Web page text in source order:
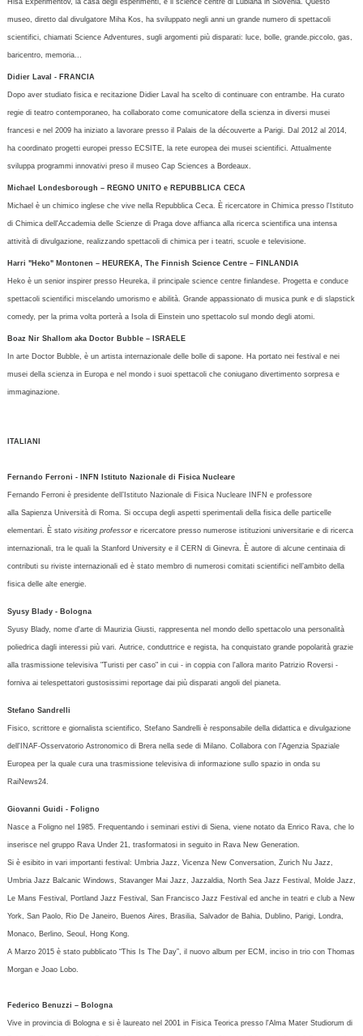
Hisa Experimentov, la casa degli esperimenti, è il science centre di Lubiana in Slovenia. Questo
museo, diretto dal divulgatore Miha Kos, ha sviluppato negli anni un grande numero di spettacoli
scientifici, chiamati Science Adventures, sugli argomenti più disparati: luce, bolle, grande.piccolo, gas,
baricentro, memoria...
Didier Laval - FRANCIA
Dopo aver studiato fisica e recitazione Didier Laval ha scelto di continuare con entrambe. Ha curato
regie di teatro contemporaneo, ha collaborato come comunicatore della scienza in diversi musei
francesi e nel 2009 ha iniziato a lavorare presso il Palais de la découverte a Parigi. Dal 2012 al 2014,
ha coordinato progetti europei presso ECSITE, la rete europea dei musei scientifici. Attualmente
sviluppa programmi innovativi preso il museo Cap Sciences a Bordeaux.
Michael Londesborough – REGNO UNITO e REPUBBLICA CECA
Michael è un chimico inglese che vive nella Repubblica Ceca. È ricercatore in Chimica presso l'Istituto
di Chimica dell'Accademia delle Scienze di Praga dove affianca alla ricerca scientifica una intensa
attività di divulgazione, realizzando spettacoli di chimica per i teatri, scuole e televisione.
Harri "Heko" Montonen – HEUREKA, The Finnish Science Centre – FINLANDIA
Heko è un senior inspirer presso Heureka, il principale science centre finlandese. Progetta e conduce
spettacoli scientifici miscelando umorismo e abilità. Grande appassionato di musica punk e di slapstick
comedy, per la prima volta porterà a Isola di Einstein uno spettacolo sul mondo degli atomi.
Boaz Nir Shallom aka Doctor Bubble – ISRAELE
In arte Doctor Bubble, è un artista internazionale delle bolle di sapone. Ha portato nei festival e nei
musei della scienza in Europa e nel mondo i suoi spettacoli che coniugano divertimento sorpresa e
immaginazione.
ITALIANI
Fernando Ferroni - INFN Istituto Nazionale di Fisica Nucleare
Fernando Ferroni è presidente dell’Istituto Nazionale di Fisica Nucleare INFN e professore
alla Sapienza Università di Roma. Si occupa degli aspetti sperimentali della fisica delle particelle
elementari. È stato visiting professore ricercatore presso numerose istituzioni universitarie e di ricerca
internazionali, tra le quali la Stanford University e il CERN di Ginevra. È autore di alcune centinaia di
contributi su riviste internazionali ed è stato membro di numerosi comitati scientifici nell’ambito della
fisica delle alte energie.
Syusy Blady - Bologna
Syusy Blady, nome d'arte di Maurizia Giusti, rappresenta nel mondo dello spettacolo una personalità
poliedrica dagli interessi più vari. Autrice, conduttrice e regista, ha conquistato grande popolarità grazie
alla trasmissione televisiva "Turisti per caso" in cui - in coppia con l'allora marito Patrizio Roversi -
forniva ai telespettatori gustosissimi reportage dai più disparati angoli del pianeta.
Stefano Sandrelli
Fisico, scrittore e giornalista scientifico, Stefano Sandrelli è responsabile della didattica e divulgazione
dell'INAF-Osservatorio Astronomico di Brera nella sede di Milano. Collabora con l'Agenzia Spaziale
Europea per la quale cura una trasmissione televisiva di informazione sullo spazio in onda su
RaiNews24.
Giovanni Guidi - Foligno
Nasce a Foligno nel 1985. Frequentando i seminari estivi di Siena, viene notato da Enrico Rava, che lo
inserisce nel gruppo Rava Under 21, trasformatosi in seguito in Rava New Generation.
Si è esibito in vari importanti festival: Umbria Jazz, Vicenza New Conversation, Zurich Nu Jazz,
Umbria Jazz Balcanic Windows, Stavanger Mai Jazz, Jazzaldia, North Sea Jazz Festival, Molde Jazz,
Le Mans Festival, Portland Jazz Festival, San Francisco Jazz Festival ed anche in teatri e club a New
York, San Paolo, Rio De Janeiro, Buenos Aires, Brasilia, Salvador de Bahia, Dublino, Parigi, Londra,
Monaco, Berlino, Seoul, Hong Kong.
A Marzo 2015 è stato pubblicato “This Is The Day”, il nuovo album per ECM, inciso in trio con Thomas
Morgan e Joao Lobo.
Federico Benuzzi – Bologna
Vive in provincia di Bologna e si è laureato nel 2001 in Fisica Teorica presso l'Alma Mater Studiorum di